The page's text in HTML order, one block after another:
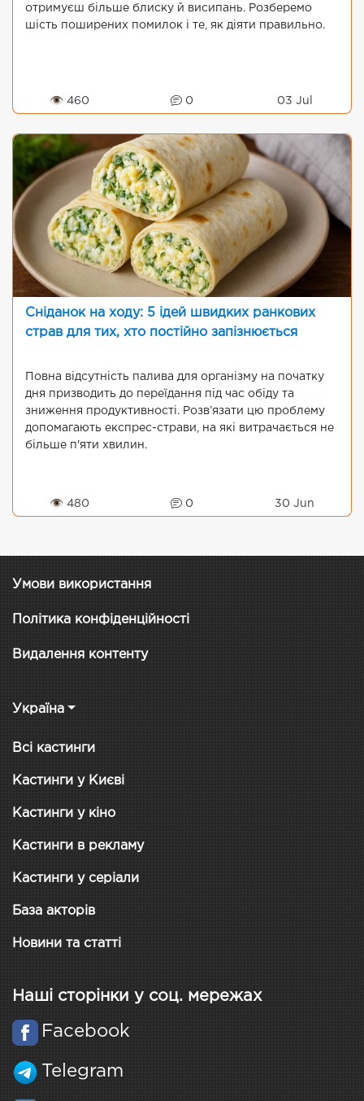
отримуєш більше блиску й висипань. Розберемо
шість поширених помилок і те, як діяти правильно.
👁 460 0 03 Jul
Сніданок на ходу: 5 ідей швидких ранкових
страв для тих, хто постійно запізнюється
Повна відсутність палива для організму на початку
дня призводить до переїдання під час обіду та
зниження продуктивності. Розв’язати цю проблему
допомагають експрес-страви, на які витрачається не
більше п'яти хвилин.
👁 480 0 30 Jun
Умови використання
Політика конфіденційності
Видалення контенту
Україна
Всі кастинги
Кастинги у Києві
Кастинги у кіно
Кастинги в рекламу
Кастинги у серіали
База акторів
Новини та статті
Наші сторінки у соц. мережах
Facebook
Telegram